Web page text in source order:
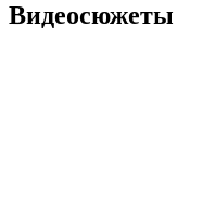
Видеосюжеты